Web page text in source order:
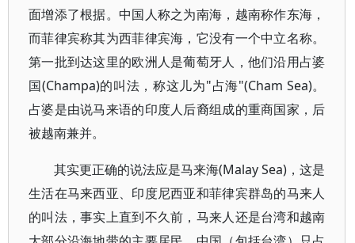
面增添了根据。中国人称之为南海，越南称作东海，
而菲律宾称其为西菲律宾海，它没有一个中立名称。
第一批到达这里的欧洲人是葡萄牙人，他们沿用占婆
国(Champa)的叫法，称这儿为"占海"(Cham Sea)。
占婆是由说马来语的印度人后裔组成的重商国家，后
被越南兼并。
其实更正确的说法应是马来海(Malay Sea)，这是
生活在马来西亚、印度尼西亚和菲律宾群岛的马来人
的叫法，事实上直到不久前，马来人还是台湾和越南